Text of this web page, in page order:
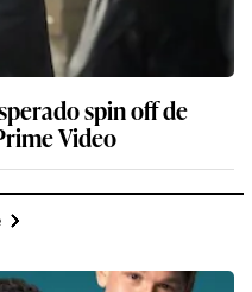
spin off de
Video